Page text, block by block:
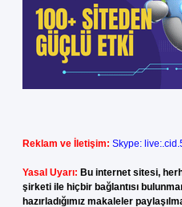
Reklam ve İletişim: Skype:
Yasal Uyarı: Bu internet sitesi,
şirketi ile hiçbir bağlantısı
hazırladığımız makaleler